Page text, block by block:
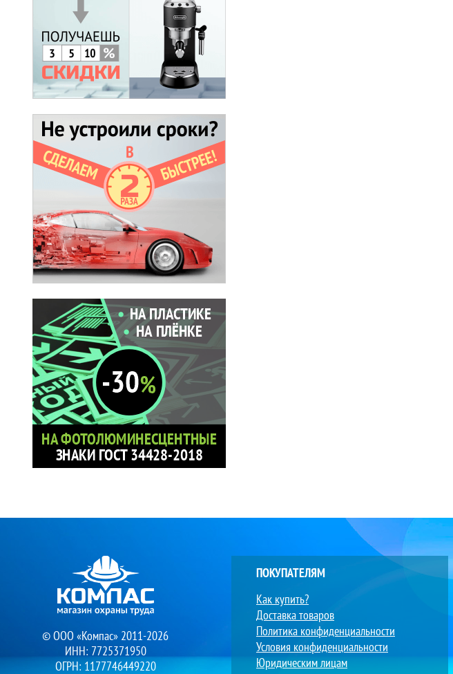
© ООО «Компас» 2011-2026
ИНН: 7725371950
ОГРН: 1177746449220
ПОКУПАТЕЛЯМ
Как купить?
Доставка товаров
Политика конфиденциальности
Условия конфиденциальности
Юридическим лицам